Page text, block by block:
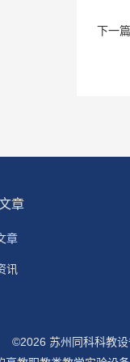
下一
章
章
讯
©2026 苏州同科科教